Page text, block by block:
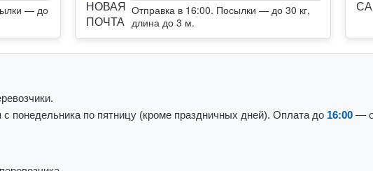
— до
Отправка в 16:00. Посылки — до 30 кг,
длина до 3 м.
понедельника по пятницу (кроме праздничных дней). Оплата до 16:00 —